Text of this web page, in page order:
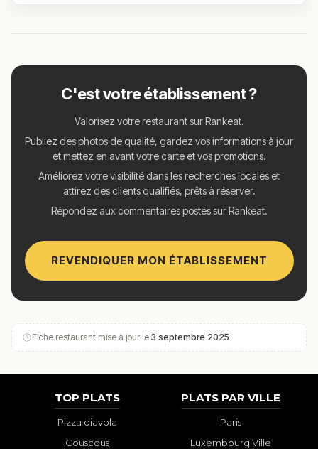
C'est votre établissement ?
Valorisez votre restaurant sur Rankeat.
Publiez des photos de qualité, gardez vos informations à jour
et mettez en avant votre carte et vos promotions.
Améliorez votre visibilité dans les recherches locales et
attirez des clients qualifiés, prêts à réserver.
Répondez aux commentaires postés sur Rankeat.
REVENDIQUER MON ÉTABLISSEMENT
Fiche restaurant mise à jour le 3 septembre 2025
TOP PLATS
Pizza diavola
Couscous
PLATS PAR VILLE
Paris
Luxembourg Ville